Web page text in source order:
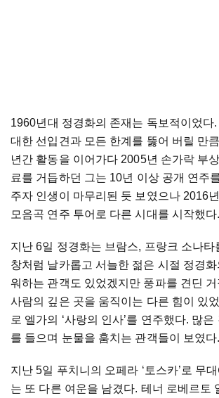
1960년대 정경화의 존재는 독보적이었다.
대한 선입견과 모든 한계를 뚫어 버릴 만
년간 활동을 이어가다 2005년 손가락 부
료를 거듭하던 그는 10년 이상 공개 연주
주자 인생이 마무리된 듯 보였으나 2016
모음곡 연주 투어로 다른 시대를 시작했다.
지난 6일 정경화는 브람스, 프랑크 소나타
창처럼 날카롭고 서늘한 젊은 시절 정경화
워하는 관객도 있었겠지만 풍파를 견딘
사람의 깊은 곳을 움직이는 다른 힘이 있
로 엘가의 ‘사랑의 인사’를 연주했다. 많
를 들으며 눈물을 훔치는 관객들이 보였다.
지난 5일 푸치니의 오페라 ‘토스카’로 무
는 또 다른 여운을 남겼다. 테너 로베르토